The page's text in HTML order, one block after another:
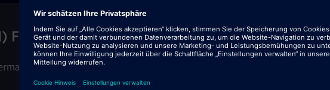
Fabrikplanung / Digital Factory
• Job-ID: 516673